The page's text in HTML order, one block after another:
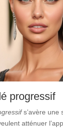
progressif
s’avère une
atténuer